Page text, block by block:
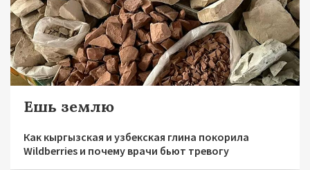
Ешь землю
Как кыргызская и узбекская глина покорила
Wildberries и почему врачи бьют тревогу